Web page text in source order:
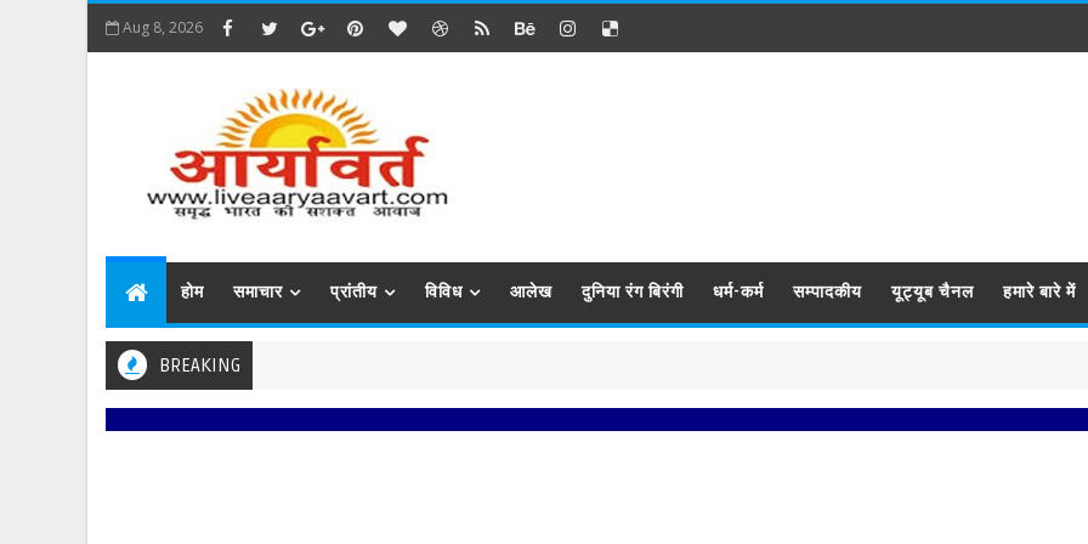
Aug 8, 2026
होम समाचार प्रांतीय विविध आलेख दुनिया रंग बिरंगी धर्म-कर्म सम्पादकीय यूट्यूब चैनल हमारे बारे में
BREAKING